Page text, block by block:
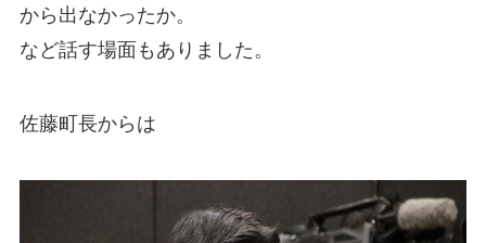
から出なかったか。
など話す場面もありました。
佐藤町長からは